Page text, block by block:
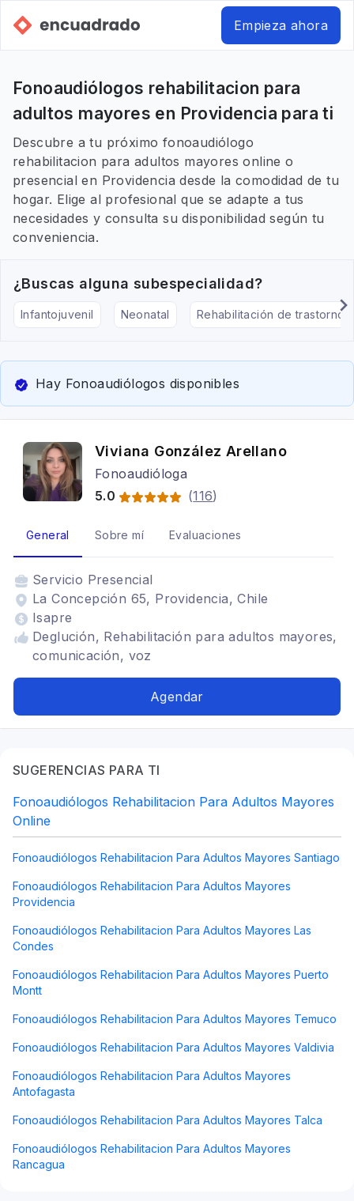
Empieza ahora
Fonoaudiólogos rehabilitacion para
adultos mayores en Providencia para ti
Descubre a tu próximo fonoaudiólogo
rehabilitacion para adultos mayores online o
presencial en Providencia desde la comodidad de tu
hogar. Elige al profesional que se adapte a tus
necesidades y consulta su disponibilidad según tu
conveniencia.
¿Buscas alguna subespecialidad?
Infantojuvenil Neonatal Rehabilitación de
Hay Fonoaudiólogos disponibles
Viviana González Arellano
Fonoaudióloga
5.0
(116)
General Sobre mí Evaluaciones
Servicio Presencial
La Concepción 65, Providencia, Chile
Isapre
Deglución, Rehabilitación para adultos mayores,
comunicación, voz
Agendar
SUGERENCIAS PARA TI
Fonoaudiólogos Rehabilitacion Para Adultos Mayores
Online
Fonoaudiólogos Rehabilitacion Para Adultos Mayores Santiago
Fonoaudiólogos Rehabilitacion Para Adultos Mayores
Providencia
Fonoaudiólogos Rehabilitacion Para Adultos Mayores Las
Condes
Fonoaudiólogos Rehabilitacion Para Adultos Mayores Puerto
Montt
Fonoaudiólogos Rehabilitacion Para Adultos Mayores Temuco
Fonoaudiólogos Rehabilitacion Para Adultos Mayores Valdivia
Fonoaudiólogos Rehabilitacion Para Adultos Mayores
Antofagasta
Fonoaudiólogos Rehabilitacion Para Adultos Mayores Talca
Fonoaudiólogos Rehabilitacion Para Adultos Mayores
Rancagua